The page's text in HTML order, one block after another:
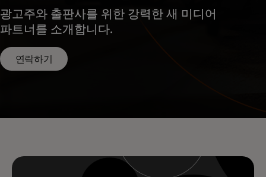
광고주와 출판사를 위한 강력한 새 미디어
파트너를 소개합니다.
연락하기